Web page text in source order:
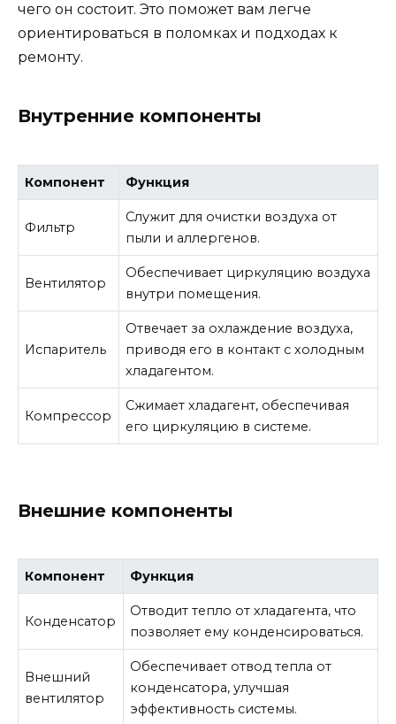
чего он состоит. Это поможет вам легче
ориентироваться в поломках и подходах к
ремонту.
Внутренние компоненты
Компонент Функция
Фильтр
Служит для очистки воздуха от
пыли и аллергенов.
Вентилятор
Обеспечивает циркуляцию воздуха
внутри помещения.
Испаритель
Отвечает за охлаждение воздуха,
приводя его в контакт с холодным
хладагентом.
Компрессор
Сжимает хладагент, обеспечивая
его циркуляцию в системе.
Внешние компоненты
Компонент Функция
Конденсатор
Отводит тепло от хладагента, что
позволяет ему конденсироваться.
Внешний
вентилятор
Обеспечивает отвод тепла от
конденсатора, улучшая
эффективность системы.